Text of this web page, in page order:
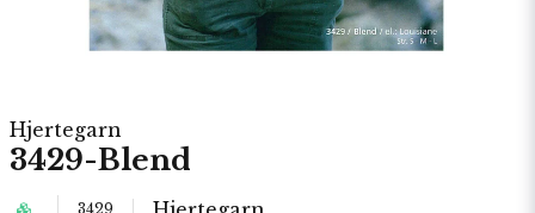
Hjertegarn
3429-Blend
3429